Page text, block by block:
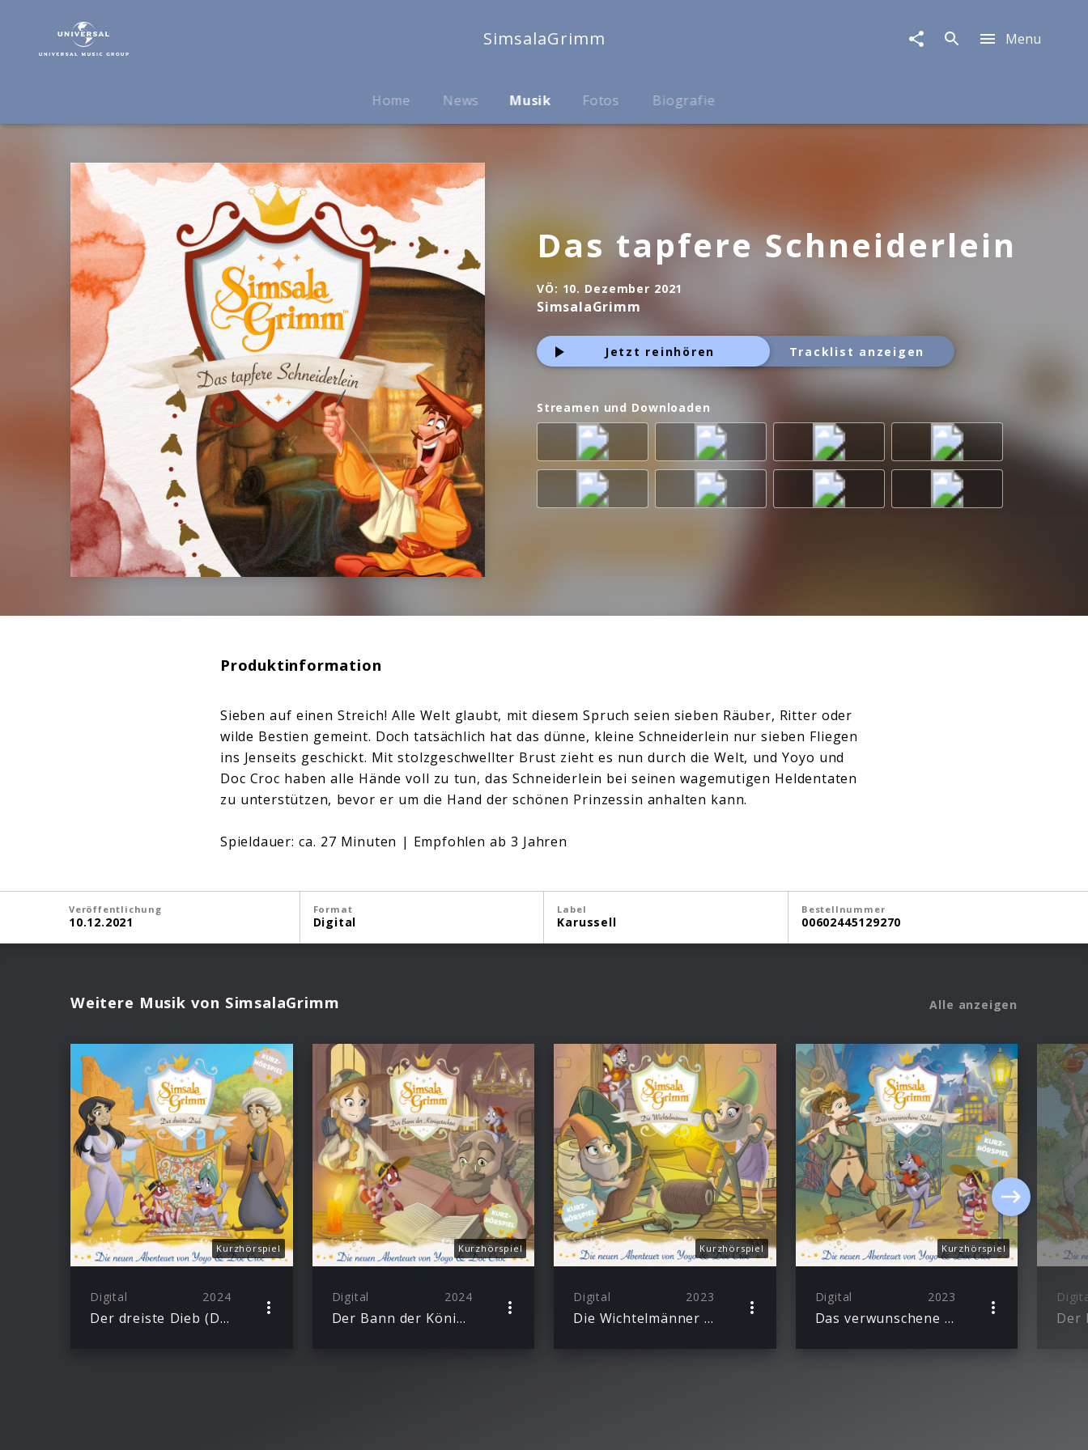
Musik
Schneiderlein
SimsalaGrimm Menu
Home News Musik Fotos Biografie
Das tapfere Schneiderlein
VÖ: 10. Dezember 2021
SimsalaGrimm
Jetzt reinhören Tracklist anzeigen
Streamen und Downloaden
Produktinformation
Sieben auf einen Streich! Alle Welt glaubt, mit diesem Spruch seien sieben Räuber, Ritter oder
wilde Bestien gemeint. Doch tatsächlich hat das dünne, kleine Schneiderlein nur sieben Fliegen
ins Jenseits geschickt. Mit stolzgeschwellter Brust zieht es nun durch die Welt, und Yoyo und
Doc Croc haben alle Hände voll zu tun, das Schneiderlein bei seinen wagemutigen Heldentaten
zu unterstützen, bevor er um die Hand der schönen Prinzessin anhalten kann.
Spieldauer: ca. 27 Minuten | Empfohlen ab 3 Jahren
Veröffentlichung
10.12.2021
Format
Digital
Label
Karussell
Bestellnummer
00602445129270
Weitere Musik von SimsalaGrimm Alle anzeigen
Kurzhörspiel
Digital 2024
Der dreiste Dieb (Die neuen Abenteuer von Yoyo und Doc Croc)
Kurzhörspiel
Digital 2024
Der Bann der Königstöchter (Die neuen Abenteuer von Yoyo und Doc Croc)
Kurzhörspiel
Digital 2023
Die Wichtelmänner (Die neuen Abenteuer von Yoyo und Doc Croc)
Kurzhörspiel
Digital 2023
Das verwunschene Schloss (Die neuen Abenteuer von Yoyo und Doc Croc)